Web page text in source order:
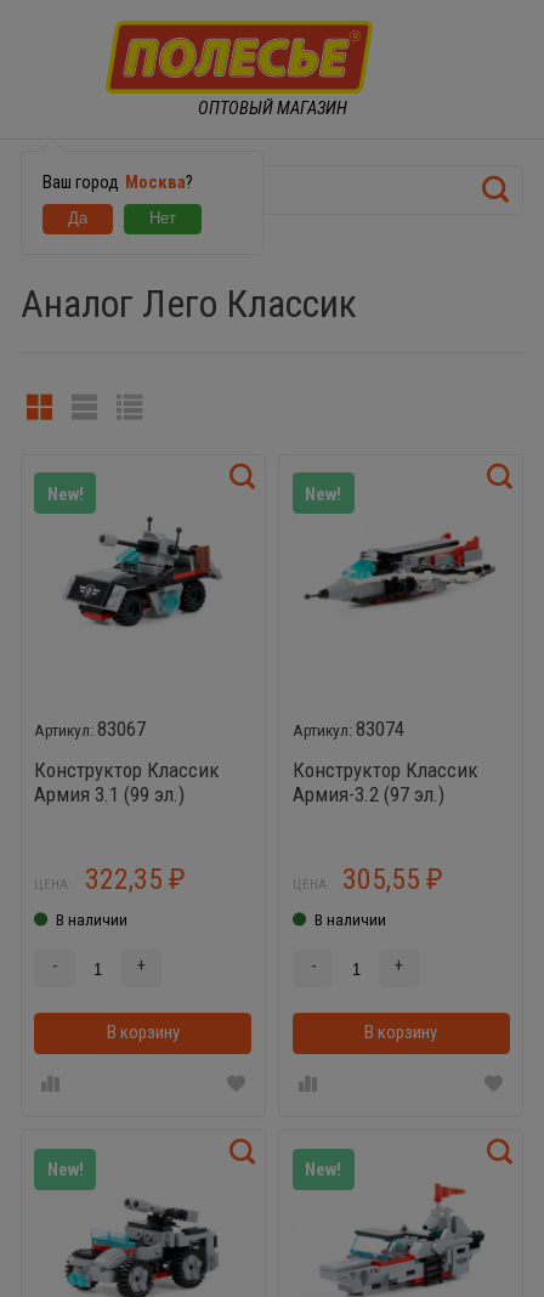
ОПТОВЫЙ МАГАЗИН
Ваш город Москва?
Аналог Лего Классик
New!
83067
Конструктор Классик
Армия 3.1 (99 эл.)
ЦЕНА: 322,35 ₽
В наличии
- +
В корзину В корзинке
New!
83074
Конструктор Классик
Армия-3.2 (97 эл.)
ЦЕНА: 305,55₽
В наличии
- +
В корзину
New! New!